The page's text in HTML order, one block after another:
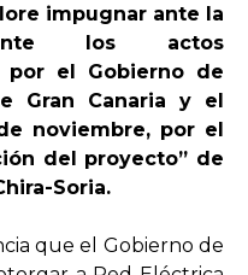
impugnar ante la
los actos
por el Gobierno de
Gran Canaria y el
noviembre, por el
del proyecto” de
Soria.
que el Gobierno de